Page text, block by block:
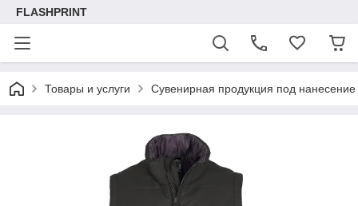
FLASHPRINT
Товары и услуги Сувенирная продукция под нанесение